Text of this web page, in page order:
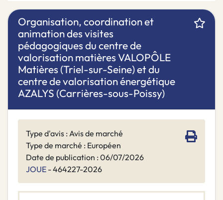
Organisation, coordination et
animation des visites
pédagogiques du centre de
valorisation matières VALOPÔLE
Matières (Triel-sur-Seine) et du
centre de valorisation énergétique
AZALYS (Carrières-sous-Poissy)
Type d'avis : Avis de marché
Type de marché : Européen
Date de publication : 06/07/2026
JOUE - 464227-2026